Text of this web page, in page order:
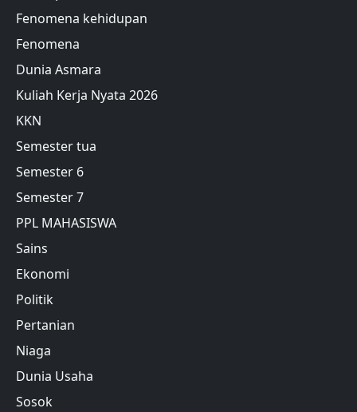
Fenomena kehidupan
Fenomena
Dunia Asmara
Kuliah Kerja Nyata 2026
KKN
Semester tua
Semester 6
Semester 7
PPL MAHASISWA
Sains
Ekonomi
Politik
Pertanian
Niaga
Dunia Usaha
Sosok